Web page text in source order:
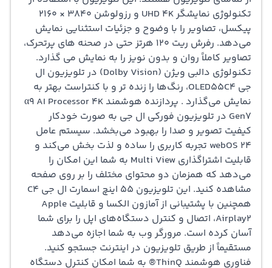
تکنولوژی نمایشگر UHD 4K و رزولوشن 3840 × 2160
پیکسل، تصاویر را با وضوح و جزئیات استثنایی نمایش
می‌دهد. رفرش ریت 120 هرتز حتی در صحنه‌ های پرتحرک،
تصاویر کاملاً روان و بدون نویز را به نمایش می گذارد.
تکنولوژی دالبی ویژن (Dolby Vision) در تلویزیون ال
جی OLED55C4، رنگ‌ها را زنده‌ تر و با کنتراست بهتر به
نمایش می‌گذارد . پردازنده هوشمند α9 AI Processor 4K
Gen7 در
تلویزیون فورکی ال جی به صورت خودکار
کیفیت تصویر و صدا را بهبود می‌بخشد. سیستم عامل
webOS 24 تجربه کاربری را ساده و لذت‌ بخش می‌کند و
قابلیت اشتراگذاری Multi View به شما این امکان را
می‌دهد که همزمان دو محتوای مختلف را بر روی صفحه
مشاهده کنید. این تلویزیون 55 اینچ
اسمارت ال جی C4
همچنین با پشتیبانی از آمازون الکسا و قابلیت Apple
Airplay2، اتصال و کنترل دستگاه‌های اپل را برای شما
آسان کرده است. مرورگر وب به شما اجازه می‌دهد
مستقیماً از طریق تلویزیون در اینترنت جستجو کنید.
فناوری هوشمند ThinQ® به شما امکان کنترل دستگاه‌